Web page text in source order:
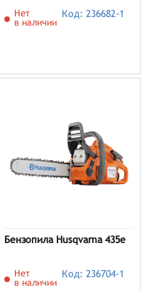
Нет
в наличии
Код: 236682-1
Бензопила Husqvarna 435e
Нет
в наличии
Код: 236704-1